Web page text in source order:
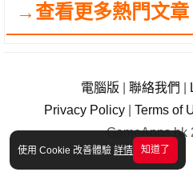
使用 Cookie 改善體驗 詳情 知道了
→查看更多熱門文章
電腦版 聯絡我們
Privacy Policy
Terms of
GameApps.hk